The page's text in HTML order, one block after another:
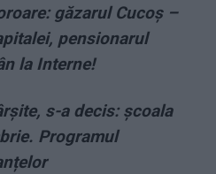
găzarul Cucoș –
pensionarul
la Interne!
s-a decis: școala
Programul